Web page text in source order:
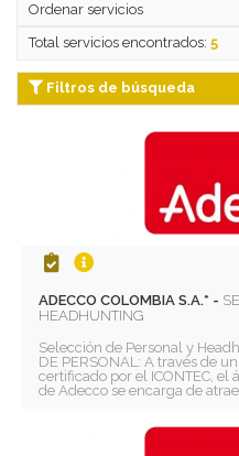
Total servicios encontrados: 5
Filtros de búsqueda
ADECCO COLOMBIA S.A.* -
HEADHUNTING
Selección de Personal y
DE PERSONAL: A través de
certificado por el ICONTEC, el
de Adecco se encarga de